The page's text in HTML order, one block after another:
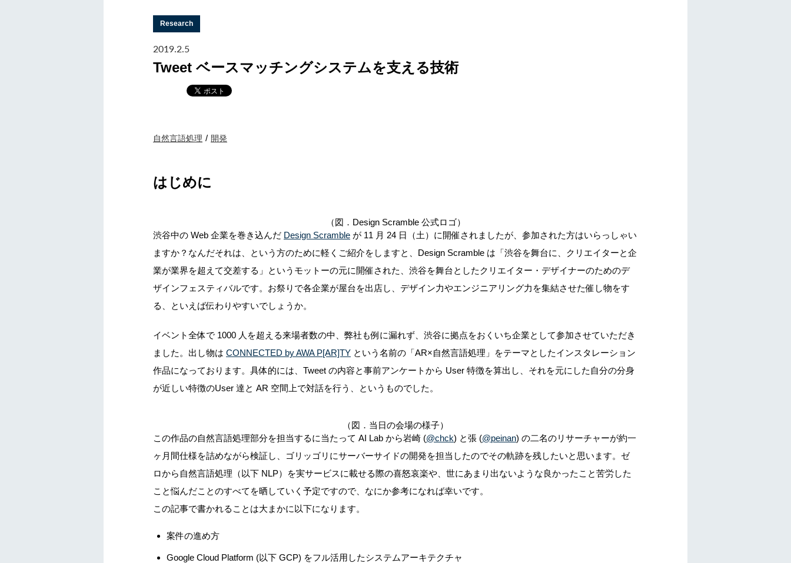
Research
2019.2.5
Tweet ベースマッチングシステムを支える技術
自然言語処理 開発
はじめに
（図．Design Scramble 公式ロゴ）
渋谷中の Web 企業を巻き込んだ Design Scramble が 11 月 24 日（土）に開催されましたが、参加された方はいらっしゃい
ますか？なんだそれは、という方のために軽くご紹介をしますと、Design Scramble は「渋谷を舞台に、クリエイターと企
業が業界を超えて交差する」というモットーの元に開催された、渋谷を舞台としたクリエイター・デザイナーのためのデ
ザインフェスティバルです。お祭りで各企業が屋台を出店し、デザイン力やエンジニアリング力を集結させた催し物をす
る、といえば伝わりやすいでしょうか。
イベント全体で 1000 人を超える来場者数の中、弊社も例に漏れず、渋谷に拠点をおくいち企業として参加させていただき
ました。出し物は CONNECTED by AWA P[AR]TY という名前の「AR×自然言語処理」をテーマとしたインスタレーション
作品になっております。具体的には、Tweet の内容と事前アンケートから User 特徴を算出し、それを元にした自分の分身
が近しい特徴のUser 達と AR 空間上で対話を行う、というものでした。
（図．当日の会場の様子）
この作品の自然言語処理部分を担当するに当たって AI Lab から岩崎 (@chck) と張 (@peinan) の二名のリサーチャーが約一
ヶ月間仕様を詰めながら検証し、ゴリッゴリにサーバーサイドの開発を担当したのでその軌跡を残したいと思います。ゼ
ロから自然言語処理（以下 NLP）を実サービスに載せる際の喜怒哀楽や、世にあまり出ないような良かったこと苦労した
こと悩んだことのすべてを晒していく予定ですので、なにか参考になれば幸いです。
この記事で書かれることは大まかに以下になります。
案件の進め方
Google Cloud Platform (以下 GCP) をフル活用したシステムアーキテクチャ